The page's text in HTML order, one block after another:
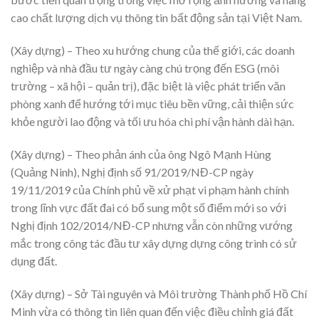
cao chất lượng dịch vụ thông tin bất động sản tại Việt Nam.
(Xây dựng) – Theo xu hướng chung của thế giới, các doanh
nghiệp và nhà đầu tư ngày càng chú trọng đến ESG (môi
trường – xã hội – quản trị), đặc biệt là việc phát triển văn
phòng xanh để hướng tới mục tiêu bền vững, cải thiện sức
khỏe người lao động và tối ưu hóa chi phí vận hành dài hạn.
(Xây dựng) – Theo phản ánh của ông Ngô Mạnh Hùng
(Quảng Ninh), Nghị định số 91/2019/NĐ-CP ngày
19/11/2019 của Chính phủ về xử phạt vi phạm hành chính
trong lĩnh vực đất đai có bổ sung một số điểm mới so với
Nghị định 102/2014/NĐ-CP nhưng vẫn còn những vướng
mắc trong công tác đầu tư xây dựng dựng công trình có sử
dụng đất.
(Xây dựng) – Sở Tài nguyên và Môi trường Thành phố Hồ Chí
Minh vừa có thông tin liên quan đến việc điều chỉnh giá đất